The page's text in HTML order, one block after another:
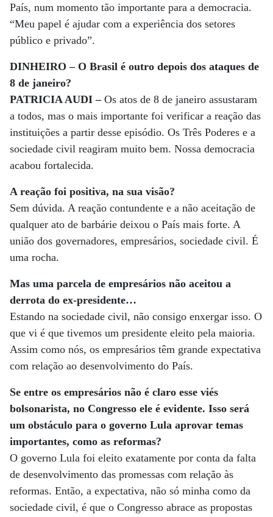
País, num momento tão importante para a democracia.
“Meu papel é ajudar com a experiência dos setores
público e privado”.
DINHEIRO – O Brasil é outro depois dos ataques de
8 de janeiro?
PATRICIA AUDI –Os atos de 8 de janeiro assustaram
a todos, mas o mais importante foi verificar a reação das
instituições a partir desse episódio. Os Três Poderes e a
sociedade civil reagiram muito bem. Nossa democracia
acabou fortalecida.
A reação foi positiva, na sua visão?
Sem dúvida. A reação contundente e a não aceitação de
qualquer ato de barbárie deixou o País mais forte. A
união dos governadores, empresários, sociedade civil. É
uma rocha.
Mas uma parcela de empresários não aceitou a
derrota do ex-presidente…
Estando na sociedade civil, não consigo enxergar isso. O
que vi é que tivemos um presidente eleito pela maioria.
Assim como nós, os empresários têm grande expectativa
com relação ao desenvolvimento do País.
Se entre os empresários não é claro esse viés
bolsonarista, no Congresso ele é evidente. Isso será
um obstáculo para o governo Lula aprovar temas
importantes, como as reformas?
O governo Lula foi eleito exatamente por conta da falta
de desenvolvimento das promessas com relação às
reformas. Então, a expectativa, não só minha como da
sociedade civil, é que o Congresso abrace as propostas